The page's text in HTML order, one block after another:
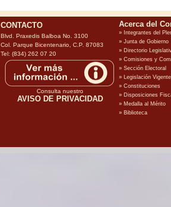
CONTACTO
Blvd. Praxedis Balboa No. 3100
Col. Parque Bicentenario, C.P. 87083
Tel: (834) 262 07 20
Consulta nuestro
AVISO DE PRIVACIDAD